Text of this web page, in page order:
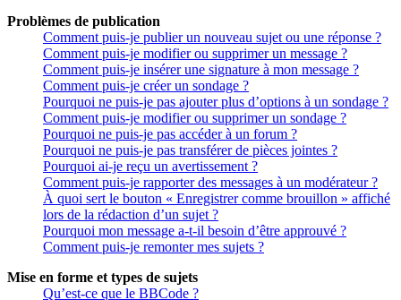
Problèmes de publication
Comment puis-je publier un nouveau sujet ou une réponse ?
Comment puis-je modifier ou supprimer un message ?
Comment puis-je insérer une signature à mon message ?
Comment puis-je créer un sondage ?
Pourquoi ne puis-je pas ajouter plus d’options à un sondage ?
Comment puis-je modifier ou supprimer un sondage ?
Pourquoi ne puis-je pas accéder à un forum ?
Pourquoi ne puis-je pas transférer de pièces jointes ?
Pourquoi ai-je reçu un avertissement ?
Comment puis-je rapporter des messages à un modérateur ?
À quoi sert le bouton « Enregistrer comme brouillon » affiché
lors de la rédaction d’un sujet ?
Pourquoi mon message a-t-il besoin d’être approuvé ?
Comment puis-je remonter mes sujets ?
Mise en forme et types de sujets
Qu’est-ce que le BBCode ?